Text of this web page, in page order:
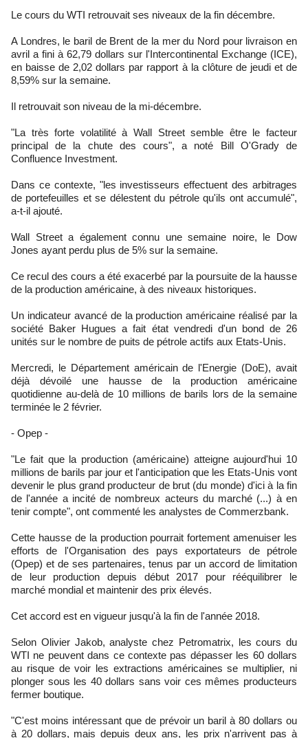
Le cours du WTI retrouvait ses niveaux de la fin décembre.
A Londres, le baril de Brent de la mer du Nord pour livraison en
avril a fini à 62,79 dollars sur l'Intercontinental Exchange (ICE),
en baisse de 2,02 dollars par rapport à la clôture de jeudi et de
8,59% sur la semaine.
Il retrouvait son niveau de la mi-décembre.
"La très forte volatilité à Wall Street semble être le facteur
principal de la chute des cours", a noté Bill O'Grady de
Confluence Investment.
Dans ce contexte, "les investisseurs effectuent des arbitrages
de portefeuilles et se délestent du pétrole qu'ils ont accumulé",
a-t-il ajouté.
Wall Street a également connu une semaine noire, le Dow
Jones ayant perdu plus de 5% sur la semaine.
Ce recul des cours a été exacerbé par la poursuite de la hausse
de la production américaine, à des niveaux historiques.
Un indicateur avancé de la production américaine réalisé par la
société Baker Hugues a fait état vendredi d'un bond de 26
unités sur le nombre de puits de pétrole actifs aux Etats-Unis.
Mercredi, le Département américain de l'Energie (DoE), avait
déjà dévoilé une hausse de la production américaine
quotidienne au-delà de 10 millions de barils lors de la semaine
terminée le 2 février.
- Opep -
"Le fait que la production (américaine) atteigne aujourd'hui 10
millions de barils par jour et l'anticipation que les Etats-Unis vont
devenir le plus grand producteur de brut (du monde) d'ici à la fin
de l'année a incité de nombreux acteurs du marché (...) à en
tenir compte", ont commenté les analystes de Commerzbank.
Cette hausse de la production pourrait fortement amenuiser les
efforts de l'Organisation des pays exportateurs de pétrole
(Opep) et de ses partenaires, tenus par un accord de limitation
de leur production depuis début 2017 pour rééquilibrer le
marché mondial et maintenir des prix élevés.
Cet accord est en vigueur jusqu'à la fin de l'année 2018.
Selon Olivier Jakob, analyste chez Petromatrix, les cours du
WTI ne peuvent dans ce contexte pas dépasser les 60 dollars
au risque de voir les extractions américaines se multiplier, ni
plonger sous les 40 dollars sans voir ces mêmes producteurs
fermer boutique.
"C'est moins intéressant que de prévoir un baril à 80 dollars ou
à 20 dollars, mais depuis deux ans, les prix n'arrivent pas à